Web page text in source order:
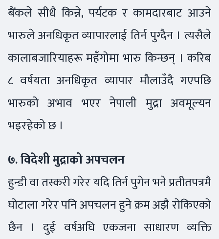
बैंकले सीधै किन्ने, पर्यटक र कामदारबाट आउने
भारुले अनधिकृत व्यापारलाई तिर्न पुग्दैन । त्यसैले
कालाबजारियाहरू महँगोमा भारु किन्छन् । करिब
८ वर्षयता अनधिकृत व्यापार मौलाउँदै गएपछि
भारुको अभाव भएर नेपाली मुद्रा अवमूल्यन
भइरहेको छ ।
७. विदेशी मुद्राको अपचलन
हुन्डी वा तस्करी गरेर यदि तिर्न पुगेन भने प्रतीतपत्रमै
घोटाला गरेर पनि अपचलन हुने क्रम अझै रोकिएको
छैन । दुई वर्षअघि एकजना साधारण व्यक्ति